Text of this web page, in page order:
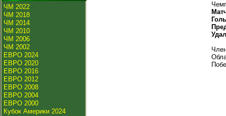
ЧМ 2022
ЧМ 2018
ЧМ 2014
ЧМ 2010
ЧМ 2006
ЧМ 2002
ЕВРО 2024
ЕВРО 2020
ЕВРО 2016
ЕВРО 2012
ЕВРО 2008
ЕВРО 2004
ЕВРО 2000
Кубок Америки 2024